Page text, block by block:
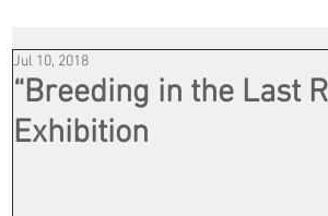
“Breeding in the Last
Exhibition
Jul 10, 2018